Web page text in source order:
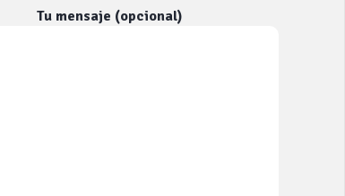
Tu mensaje (opcional)